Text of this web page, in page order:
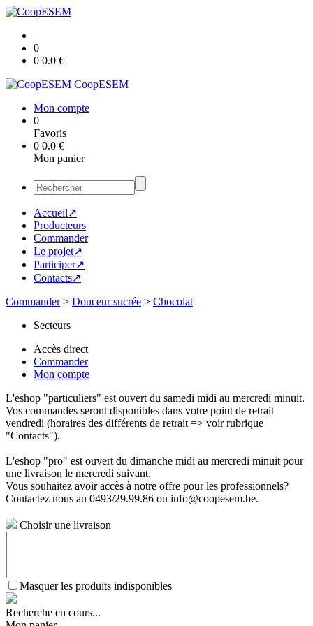
0
0 0.0 €
CoopESEM
Mon compte
0
Favoris
0 0.0 €
Mon panier
Accueil↗
Producteurs
Commander
Le projet↗
Participer↗
Contacts↗
Commander> Douceur sucrée > Chocolat
Secteurs
Accès direct
Commander
Mon compte
L'eshop "particuliers" est ouvert du samedi midi au mercredi minuit.
Vos commandes seront disponibles dans votre point de retrait
vendredi (horaires des différents de retrait => voir rubrique
"Contacts").
L'eshop "pro" est ouvert du dimanche midi au mercredi minuit pour
une livraison le mercredi suivant.
Vous souhaitez avoir accès à notre offre pour les professionnels?
Contactez nous au 0493/29.99.86 ou info@coopesem.be.
Choisir une livraison
Masquer les produits indisponibles
Recherche en cours...